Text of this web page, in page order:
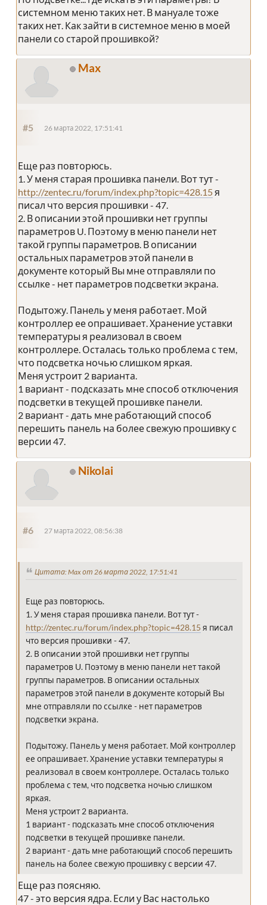
системном меню таких нет. В мануале тоже
таких нет. Как зайти в системное меню в моей
панели со старой прошивкой?
Max
#5 26 марта 2022, 17:51:41
Еще раз повторюсь.
1. У меня старая прошивка панели. Вот тут -
http://zentec.ru/forum/index.php?topic=428.15я
писал что версия прошивки - 47.
2. В описании этой прошивки нет группы
параметров U. Поэтому в меню панели нет
такой группы параметров. В описании
остальных параметров этой панели в
документе который Вы мне отправляли по
ссылке - нет параметров подсветки экрана.
Подытожу. Панель у меня работает. Мой
контроллер ее опрашивает. Хранение уставки
температуры я реализовал в своем
контроллере. Осталась только проблема с тем,
что подсветка ночью слишком яркая.
Меня устроит 2 варианта.
1 вариант - подсказать мне способ отключения
подсветки в текущей прошивке панели.
2 вариант - дать мне работающий способ
перешить панель на более свежую прошивку с
версии 47.
Nikolai
#6 27 марта 2022, 08:56:38
Цитата: Max от 26 марта 2022, 17:51:41
Еще раз повторюсь.
1. У меня старая прошивка панели. Вот тут -
http://zentec.ru/forum/index.php?topic=428.15 я писал
что версия прошивки - 47.
2. В описании этой прошивки нет группы
параметров U. Поэтому в меню панели нет такой
группы параметров. В описании остальных
параметров этой панели в документе который Вы
мне отправляли по ссылке - нет параметров
подсветки экрана.
Подытожу. Панель у меня работает. Мой контроллер
ее опрашивает. Хранение уставки температуры я
реализовал в своем контроллере. Осталась только
проблема с тем, что подсветка ночью слишком
яркая.
Меня устроит 2 варианта.
1 вариант - подсказать мне способ отключения
подсветки в текущей прошивке панели.
2 вариант - дать мне работающий способ перешить
панель на более свежую прошивку с версии 47.
Еще раз поясняю.
47 - это версия ядра. Если у Вас настолько